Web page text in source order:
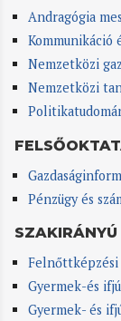
Andragógia
Kommunikáció
Nemzetközi
Nemzetközi
Pénzügy és
Gyermek-és
Gyermek- és